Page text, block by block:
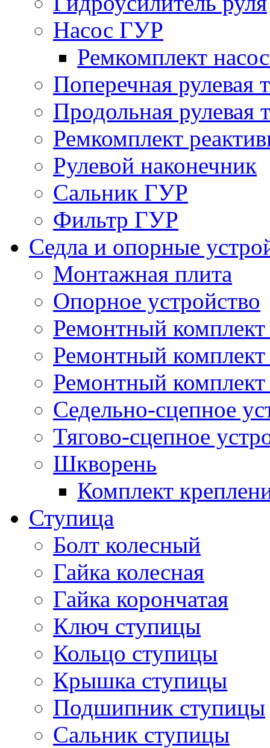
Насос ГУР
Ремкомплект
Поперечная рулевая
Продольная рулевая
Ремкомплект
Рулевой наконечник
Сальник ГУР
Фильтр ГУР
Седла и опорные
Монтажная плита
Опорное устройство
Ремонтный комплект
Ремонтный
Ремонтный комплект
Седельно-сцепное
Тягово-сцепное
Шкворень
Комплект
Ступица
Болт колесный
Гайка колесная
Гайка корончатая
Ключ ступицы
Кольцо ступицы
Крышка ступицы
Подшипник ступицы
Сальник ступицы